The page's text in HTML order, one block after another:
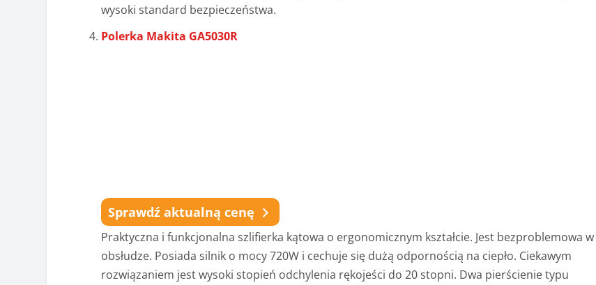
wysoki standard bezpieczeństwa.
Polerka Makita GA5030R
Sprawdź aktualną cenę
Praktyczna i funkcjonalna szlifierka kątowa o ergonomicznym kształcie. Jest bezproblemowa w
obsłudze. Posiada silnik o mocy 720W i cechuje się dużą odpornością na ciepło. Ciekawym
rozwiązaniem jest wysoki stopień odchylenia rękojeści do 20 stopni. Dwa pierścienie typu